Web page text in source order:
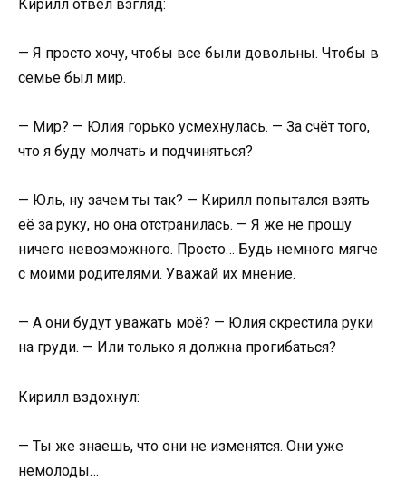
Кирилл отвёл взгляд:
— Я просто хочу, чтобы все были довольны. Чтобы в
семье был мир.
— Мир? — Юлия горько усмехнулась. — За счёт того,
что я буду молчать и подчиняться?
— Юль, ну зачем ты так? — Кирилл попытался взять
её за руку, но она отстранилась. — Я же не прошу
ничего невозможного. Просто… Будь немного мягче
с моими родителями. Уважай их мнение.
— А они будут уважать моё? — Юлия скрестила руки
на груди. — Или только я должна прогибаться?
Кирилл вздохнул:
— Ты же знаешь, что они не изменятся. Они уже
немолоды…